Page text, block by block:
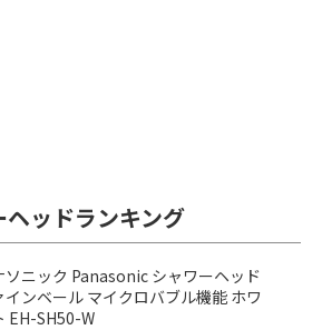
ッドランキング
ソニック Panasonic シャワーヘッド
インベール マイクロバブル機能 ホワ
EH-SH50-W